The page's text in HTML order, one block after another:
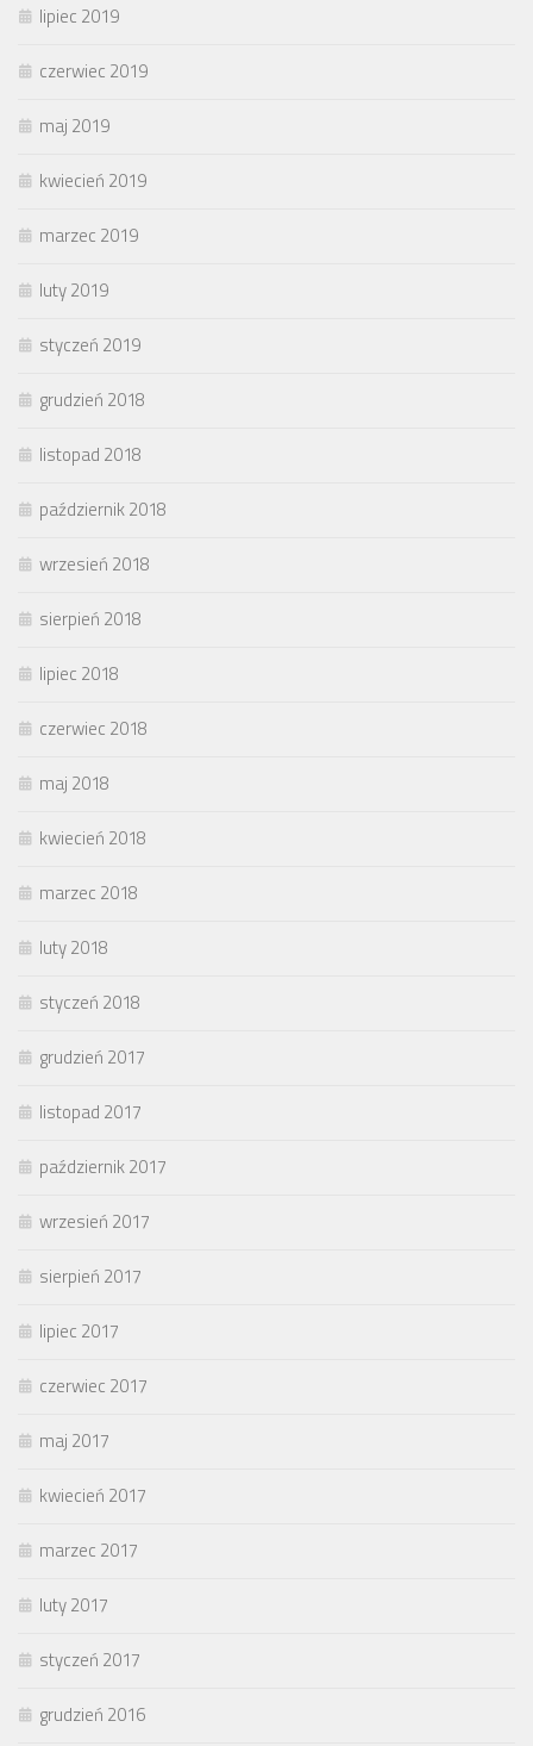
lipiec 2019
czerwiec 2019
maj 2019
kwiecień 2019
marzec 2019
luty 2019
styczeń 2019
grudzień 2018
listopad 2018
październik 2018
wrzesień 2018
sierpień 2018
lipiec 2018
czerwiec 2018
maj 2018
kwiecień 2018
marzec 2018
luty 2018
styczeń 2018
grudzień 2017
listopad 2017
październik 2017
wrzesień 2017
sierpień 2017
lipiec 2017
czerwiec 2017
maj 2017
kwiecień 2017
marzec 2017
luty 2017
styczeń 2017
grudzień 2016